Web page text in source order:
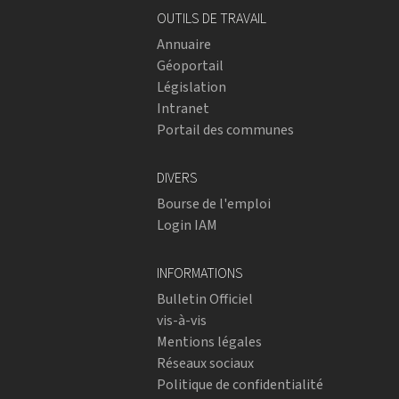
OUTILS DE TRAVAIL
Annuaire
Géoportail
Législation
Intranet
Portail des communes
DIVERS
Bourse de l'emploi
Login IAM
INFORMATIONS
Bulletin Officiel
vis-à-vis
Mentions légales
Réseaux sociaux
Politique de confidentialité